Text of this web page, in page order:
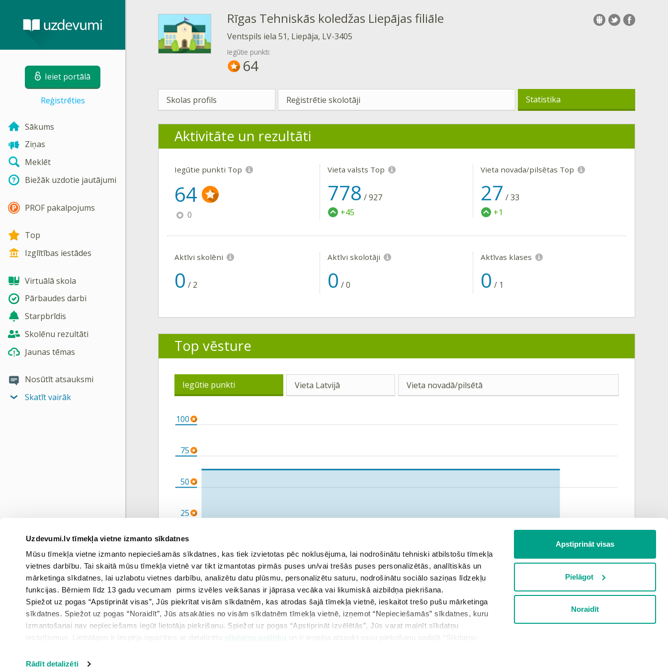
Uzdevumi.lv tīmekļa vietne izmanto sīkdatnes
Mūsu tīmekļa vietne izmanto nepieciešamās sīkdatnes, kas tiek izvietotas pēc noklusējuma, lai nodrošinātu tehniski atbilstošu tīmekļa
vietnes darbību. Tai skaitā mūsu tīmekļa vietnē var tikt izmantotas pirmās puses un/vai trešās puses personalizētās, analītiskās un
mārketinga sīkdatnes, lai uzlabotu vietnes darbību, analizētu datu plūsmu, personalizētu saturu, nodrošinātu sociālo saziņas līdzekļu
funkcijas. Bērniem līdz 13 gadu vecumam pirms izvēles veikšanas ir jāprasa vecāka vai likumiskā aizbildņa piekrišana.
Spiežot uz pogas “Apstiprināt visas”, Jūs piekrītat visām sīkdatnēm, kas atrodas šajā tīmekļa vietnē, ieskaitot trešo pušu mārketinga
sīkdatnes. Spiežot uz pogas “Noraidīt”, Jūs atsakāties no visām sīkdatnēm tīmekļa vietnē, izņemot “Nepieciešamās” sīkdatnes, kuru
izmantošanai nav nepieciešams iegūt lietotāja piekrišanu. Spiežot uz pogas “Apstiprināt izvēlētās”, Jūs varat mainīt sīkdatņu
iestatījumus. Lietotājam ir iespēja iepazīties ar detalizētu sīkdatņu politiku un ir iespēja atsaukt savu piekrišanu sadaļā “Sīkdatņu
Rādīt detalizēti
Apstiprināt visas
Pielāgot
Noraidīt
Ieiet portālā
Reģistrēties
Sākums
Ziņas
Meklēt
Biežāk uzdotie jautājumi
PROF pakalpojums
Top
Izglītības iestādes
Virtuālā skola
Pārbaudes darbi
Starpbrīdis
Skolēnu rezultāti
Jaunas tēmas
Nosūtīt atsauksmi
Skatīt vairāk
Rīgas Tehniskās koledžas Liepājas filiāle
Ventspils iela 51, Liepāja, LV-3405
Iegūtie punkti:
64
Skolas profils Reģistrētie skolotāji Statistika
Aktivitāte un rezultāti
Iegūtie punkti Top
64
0
Vieta valsts Top
778 /927
+45
Vieta novada/pilsētas Top
27 /33
+1
Aktīvi skolēni
0 / 2
Aktīvi skolotāji
0 /0
Aktīvas klases
0 / 1
Top vēsture
Iegūtie punkti Vieta Latvijā Vieta novadā/pilsētā
marts aprīlis maijs jūnijs jūlijs augusts
0
50
100
25
75
Informācija apkopota plkst.